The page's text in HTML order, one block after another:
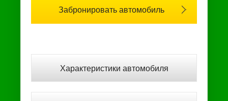
Забронировать автомобиль
Характеристики автомобиля